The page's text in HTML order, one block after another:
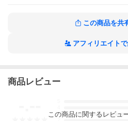
この商品を共
アフィリエイト
商品レビュー
3
この商品に関するレビュ